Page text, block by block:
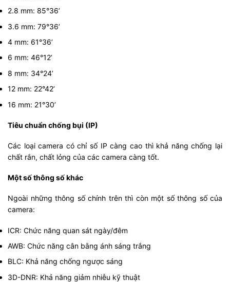
2.8 mm: 85°36’
3.6 mm: 79°36’
4 mm: 61°36’
6 mm: 46°12’
8 mm: 34°24’
12 mm: 22°42’
16 mm: 21°30’
Tiêu chuẩn chống bụi (IP)
Các loại camera có chỉ số IP càng cao thì khả năng chống lại
chất rắn, chất lỏng của các camera càng tốt.
Một số thông số khác
Ngoài những thông số chính trên thì còn một số thông số của
camera:
ICR: Chức năng quan sát ngày/đêm
AWB: Chức năng cân bằng ánh sáng trắng
BLC: Khả năng chống ngược sáng
3D-DNR: Khả năng giảm nhiễu kỹ thuật